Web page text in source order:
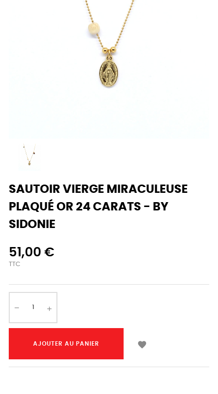
SAUTOIR VIERGE MIRACULEUSE
PLAQUÉ OR 24 CARATS - BY
SIDONIE
51,00 €
TTC
AJOUTER AU PANIER 